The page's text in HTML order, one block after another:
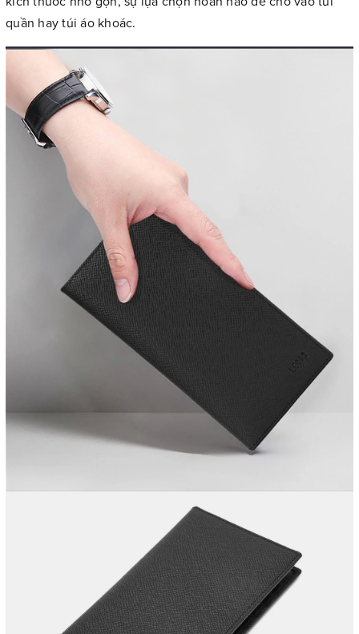
quần hay túi áo khoác.